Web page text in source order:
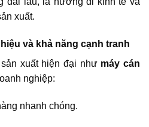
xuất.
và khả năng cạnh tranh
xuất hiện đại như máy cán
nghiệp:
nhanh chóng.